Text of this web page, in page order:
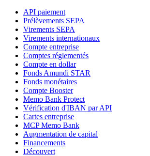
API paiement
Prélèvements SEPA
Virements SEPA
Virements internationaux
Compte entreprise
Comptes réglementés
Compte en dollar
Fonds Amundi STAR
Fonds monétaires
Compte Booster
Memo Bank Protect
Vérification d'IBAN par API
Cartes entreprise
MCP Memo Bank
Augmentation de capital
Financements
Découvert